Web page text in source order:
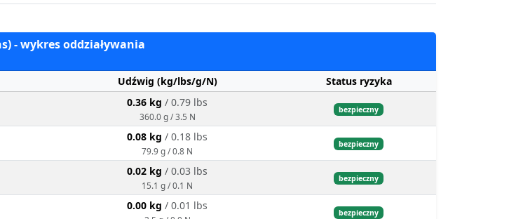
- wykres oddziaływania
Udźwig (kg/lbs/g/N) Status ryzyka
0.36 kg / 0.79 lbs
360.0 g / 3.5 N
bezpieczny
0.08 kg / 0.18 lbs
79.9 g / 0.8 N
bezpieczny
0.02 kg / 0.03 lbs
15.1 g / 0.1 N
bezpieczny
0.00 kg / 0.01 lbs
bezpieczny